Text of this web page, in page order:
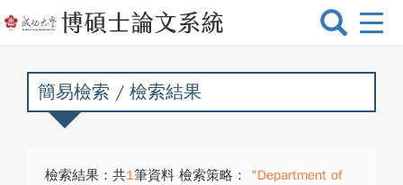
選
換
簡易檢索 / 檢索結果
檢索結果：共1筆資料 檢索策略：
"Department of